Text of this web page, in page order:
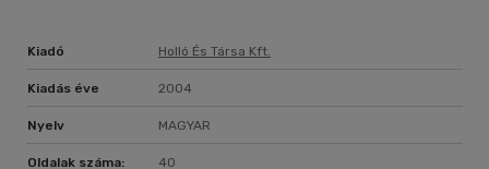
Kiadó Holló És Társa Kft.
Kiadás éve 2004
Nyelv MAGYAR
Oldalak száma: 40